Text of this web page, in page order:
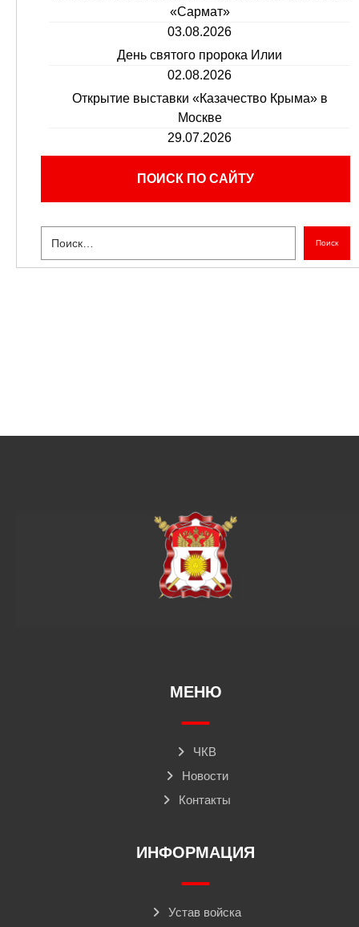
«Сармат»
03.08.2026
День святого пророка Илии
02.08.2026
Открытие выставки «Казачество Крыма» в
Москве
29.07.2026
ПОИСК ПО САЙТУ
Поиск
МЕНЮ
ЧКВ
Новости
Контакты
ИНФОРМАЦИЯ
Устав войска